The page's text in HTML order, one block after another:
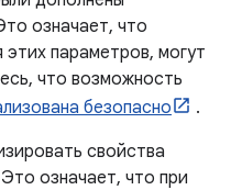
означает, что
параметров, могут
что возможность
безопасно
.
свойства
означает, что при